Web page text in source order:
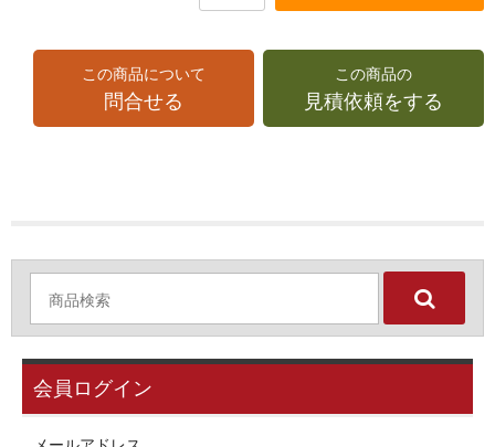
この商品について
問合せる
この商品の
見積依頼をする
会員ログイン